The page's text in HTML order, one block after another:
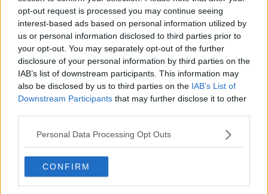
opt-out request is processed you may continue seeing
interest-based ads based on personal information utilized by
us or personal information disclosed to third parties prior to
your opt-out. You may separately opt-out of the further
disclosure of your personal information by third parties on the
IAB’s list of downstream participants. This information may
also be disclosed by us to third parties on the IAB’s List of
Downstream Participants that may further disclose it to other
Personal Data Processing Opt Outs
CONFIRM
miglioramento significativo delle prestazioni energetiche e della
stabilità termica degli ambienti interni, sia in estate che in inverno;
sostituzione completa degli infissi con nuovi serramenti ad alte
prestazioni; nuovo impianto di climatizzazione a pompa di calore
con sostituzione della vecchia caldaia a gas del 2009 e
installazione di un sistema moderno, efficiente e reversibile, in
grado di gestire riscaldamento e raffrescamento con consumi
ridotti.
"Grazie a questo intervento – ha commentato l’assessore ai lavori
pubblici Marco Toninelli - renderemo la nostra scuola più efficiente,
moderna e confortevole. L’solamento del sottotetto, gli infissi di
nuova generazione e l’impianto a pompa di calore garantiranno un